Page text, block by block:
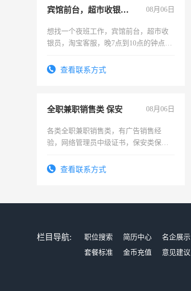
宾馆前台，超市收银员，淘宝客服 08月06日
想找一个夜班工作，宾馆前台，超市收
银员，淘宝客服，晚7点到10点的钟点
号同微信查看联系方式
全职兼职销售类 保安 08月06日
各类全职兼职销售类，有广告销售经
验，网络管理员中级证书，保安类保安
有高低压电工证和十几年工作经验
查看联系方式
栏目导航: 职位搜索 简历中心 名企展示
套餐标准
金币充值 意见建议